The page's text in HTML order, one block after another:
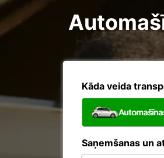
Kāda veida
Saņemšanas un